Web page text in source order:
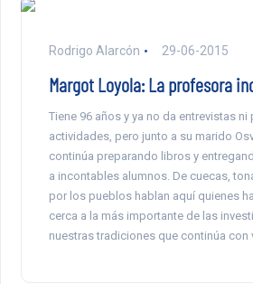
Rodrigo Alarcón 29-06-2015
Margot Loyola: La profesora
Tiene 96 años y ya no da entrevistas ni
actividades, pero junto a su marido
continúa preparando libros y
a incontables alumnos. De cuecas,
por los pueblos hablan aquí quienes
cerca a la más importante de las
nuestras tradiciones que continúa con